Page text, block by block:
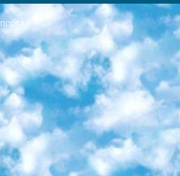
9 классов общесредних образовательных учреждений. Экзамены по предмету «Образование, квалификация медицина» 1-6 мая 2024 года. сотрудники перевести под присмотр (с отклонениями в физическом или умственном развитии) специализированная школа для детей, школы-интернаты и со сколиозом школы-интернаты санаторного типа для больных детей исключены). 9. Он был слепым, слабовидящим и имел нарушения опорно-двигательного аппарата. экзамены в специализированных школах и интернатах для детей должны проводиться исходя из требований, предъявляемых к общеобразовательным учреждениям (физкультура кроме науки). 10. Специализированная школа для глухих и слабослышащих детей. и экзамены в интернатах и быть реализован в виде письменного теста по математике. 11. Специальность для умственно отсталых детей. Для 9 класса Родной язык и литературное письмо Государственный язык (язык обучения – узбекский). для неклассов) написано Математическое письмо Письменная/устная история Узбекистана Физическое воспитание практично Итоговый контроль Для 11 класса Написание родного языка и литературы (эссе) Математическое письмо Узбекский язык (обучение на узбекском языке) не посещающее общее среднее образование для учреждений)/Образовательное учреждение выбор письменный и устный Иностранный язык письменный/устный Письменная/устная история Узбекистана *По выбору студента:  Химия  Физика  Основы государственного права  География 10 бесплатных образовательных ресурсов - Мы составили подборку онлайн-проектов с интерактивными упражнениями, видеолекциями и статьями. Они помогут вам обрести новые и освежить старые знания бесплатно. 1. «ИНТУИТ» Старейшая образовательная площадка Рунета. Здесь вы найдёте сотни текстовых и видеокурсов на десятки различных тем — от программирования до психологии. Многие курсы подготовлены российскими университетами и крупными международными компаниями вроде Intel и Microsoft. Самостоятельное обучение бесплатное, но желающие могут оплатить услуги персональных наставников. 2. «Смартия» знакомит с актуальными профессиями и подсказывает, как им обучаться. Выбрав заинтересовавшую вас специальность — SMM-специалист, фотограф, веб-дизайнер или другую, — увидите список необходимых для неё умений. Чтобы вы могли освоить их самостоятельно, для каждого умения площадка отображает подборку ссылок на учебные материалы. Хотя «Смартия» ориентируется на русскоязычную аудиторию, часть контента всё же доступна только на английском. 3. «Лекторий Физтеха» Проект Московского физико-технического института (Физтеха). С его помощью вы можете смотреть онлайн серии лекций, записанные на видео в этом вузе. В числе доступных предметов — физика, биология, химия, информационные технологии и другие. К некоторым лекциям администрация ресурса прилагает готовые конспекты, которые можно скачивать в PDF-формате. 4. ITMOcourses Онлайн-площадка Санкт-Петербургского национального исследовательского университета информационных технологий, механики и оптики (ИТМО). Ресурс предоставляет свободный доступ к курсам, разработанным в этом вузе. Каталог материалов разбит на четыре категории: «Оптические системы и технологии», «Приборостроение и робототехника», «Информационные технологии» и «Биотехнологии». Курсы состоят из видеолекций, интерактивных демонстраций и заданий. 5. «КиберЛенинка» Электронная научная библиотека открытого доступа. Каталог площадки регулярно обрастает текстами статей из различных научных изданий. Сгруппированные по журналам и рубрикам публикации можно читать онлайн или скачивать целиком в PDF-формате. Проект нацелен на популяризацию науки за счёт открытого доступа к качественной информации. 6. «ПостНаука» На этом ресурсе публикуют подборки видеолекций, составленные экспертами из разных отраслей и объединённые общими темами. Среди них, к примеру, есть серии «Биоинформатика и геномика», «Культура средневековой Скандинавии» и Cinema Studies о теории кино. Каждая подборка лекций — логически связанная история, рассказанная экспертом от первого лица. Кроме того, на сайте появляются научно-образовательные статьи и тесты на разные темы. 7. «Newочём» Команда проекта «Newочём» отбирает самые интересные тексты из англоязычных СМИ и переводит те из них, за которые голосуют участники сообщества «ВКонтакте». По большей части это научно-популярные статьи. Редакторы придумывают лишь заголовки, в остальном содержание переводов соответствует оригиналам. Полные тексты можно читать прямо в социальной сети. 8. InternetUrok Онлайн-база материалов по основным дисциплинам школьной программы. Информация на сайте структурирована по классам, предметам и темам (урокам). Каждый урок состоит из видеолекций и конспектов. Есть также интерактивные тренажёры и тесты для закрепления пройденного материала. Даже если вы давно окончили школу, возможность повторить программу старших классов всегда может пригодиться. 9. Edutainme Ещё один ресурс об образовании. В отличие от Newtonew, как мне кажется, Edutainme больше ориентируется на представителей индустрии: педагогов, предпринимателей, разработчиков образовательных проектов. Но и любой, кто просто стремится к саморазвитию, найдёт на сайте много полезного и интересного для себя. Например, информацию о новых курсах и образовательных сервисах. 10. Newtonew Онлайн-медиа об образовании и обучении в широком смысле. Авторы Newtonew пишут об инструментах, заведениях, тактиках и стратегиях, которые помогают учить других и получать новые знания самостоятельно. На этой площадке вы найдёте новости, обзоры, аналитические мат